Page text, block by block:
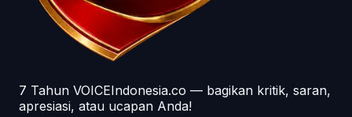
7 Tahun VOICEIndonesia.co — bagikan kritik, saran,
apresiasi, atau ucapan Anda!